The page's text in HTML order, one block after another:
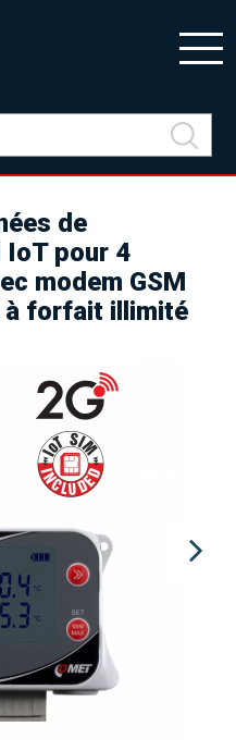
de
pour 4
modem GSM
à forfait illimité